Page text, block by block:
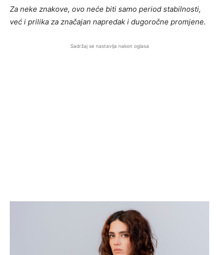
Za neke znakove, ovo neće biti samo period stabilnosti,
već i prilika za značajan napredak i dugoročne promjene.
Sadržaj se nastavlja nakon oglasa